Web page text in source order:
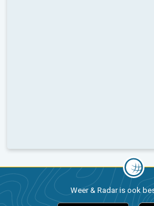
Weer & Radar is ook